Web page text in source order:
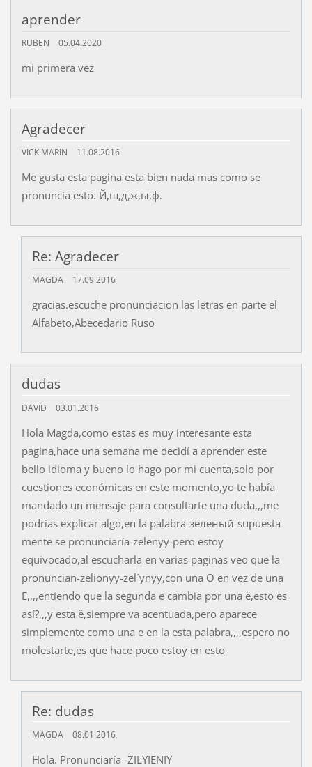
aprender
RUBEN 05.04.2020
mi primera vez
Agradecer
VICK MARIN 11.08.2016
Me gusta esta pagina esta bien nada mas como se
pronuncia esto. Й,щ,д,ж,ы,ф.
Re: Agradecer
MAGDA 17.09.2016
gracias.escuche pronunciacion las letras en parte el
Alfabeto,Abecedario Ruso
dudas
DAVID 03.01.2016
Hola Magda,como estas es muy interesante esta
pagina,hace una semana me decidí a aprender este
bello idioma y bueno lo hago por mi cuenta,solo por
cuestiones económicas en este momento,yo te había
mandado un mensaje para consultarte una duda,,,me
podrías explicar algo,en la palabra-зеленый-supuesta
mente se pronunciaría-zelenyy-pero estoy
equivocado,al escucharla en varias paginas veo que la
pronuncian-zelionyy-zel´ynyy,con una O en vez de una
E,,,,entiendo que la segunda e cambia por una ё,esto es
así?,,,y esta ё,siempre va acentuada,pero aparece
simplemente como una e en la esta palabra,,,,espero no
molestarte,es que hace poco estoy en esto
Re: dudas
MAGDA 08.01.2016
Hola. Pronunciaría -ZILYIENIY